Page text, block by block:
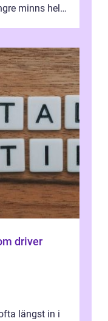
minns helt.
driver
längst in i